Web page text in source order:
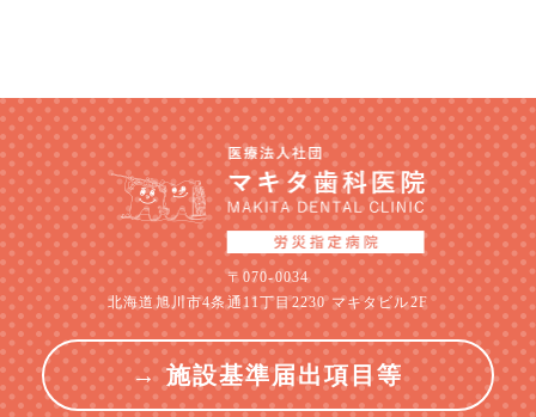
〒070-0034
北海道旭川市4条通11丁目2230 マキタビル2F
→ 施設基準届出項目等